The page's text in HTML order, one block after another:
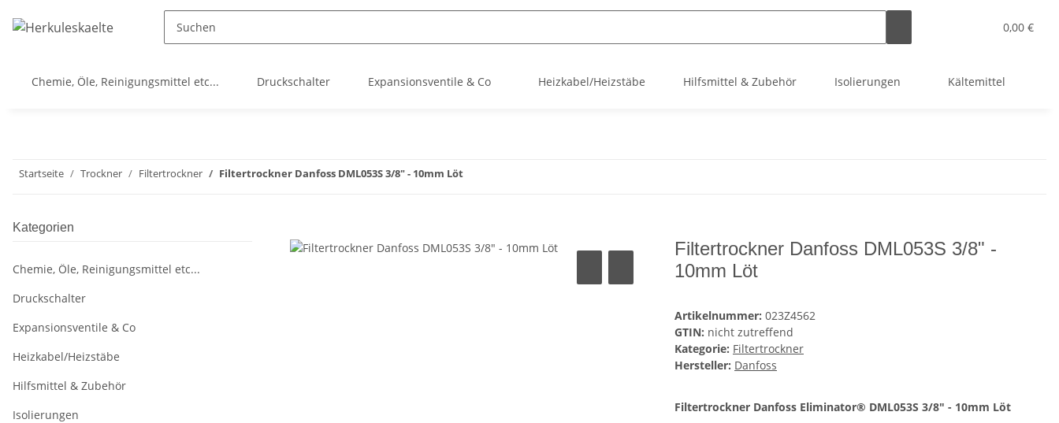
0,00 €
Chemie, Öle, Reinigungsmittel etc... Druckschalter Expansionsventile & Co Heizkabel/Heizstäbe Hilfsmittel & Zubehör Isolierungen Kältemittel
Startseite Trockner Filtertrockner Filtertrockner Danfoss DML053S 3/8" - 10mm Löt
Filtertrockner Danfoss DML053S 3/8" -
10mm Löt
Artikelnummer: 023Z4562
GTIN: nicht zutreffend
Kategorie: Filtertrockner
Hersteller: Danfoss
Filtertrockner Danfoss Eliminator® DML053S 3/8" - 10mm Löt
Kategorien
Chemie, Öle, Reinigungsmittel etc...
Druckschalter
Expansionsventile & Co
Heizkabel/Heizstäbe
Hilfsmittel & Zubehör
Isolierungen